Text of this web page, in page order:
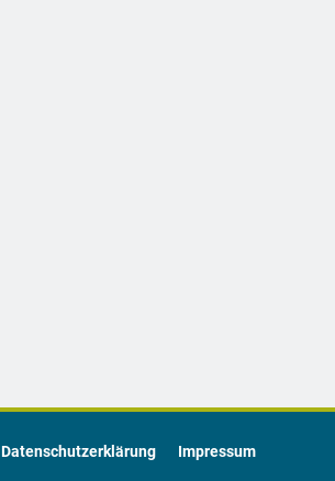
Datenschutzerklärung Impressum